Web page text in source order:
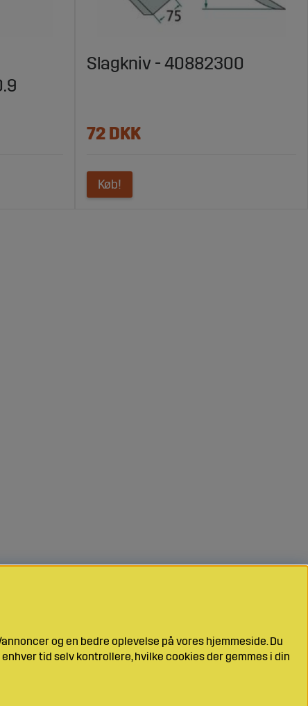
Slagkniv - 40882300
72 DKK
Køb!
og en bedre oplevelse på vores hjemmeside. Du
tid selv kontrollere, hvilke cookies der gemmes i din